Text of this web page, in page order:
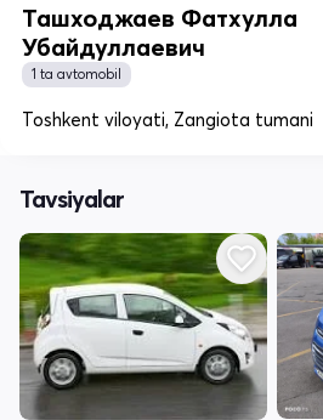
Ташходжаев Фатхулла
Убайдуллаевич
1 ta avtomobil
Toshkent viloyati, Zangiota tumani
Tavsiyalar